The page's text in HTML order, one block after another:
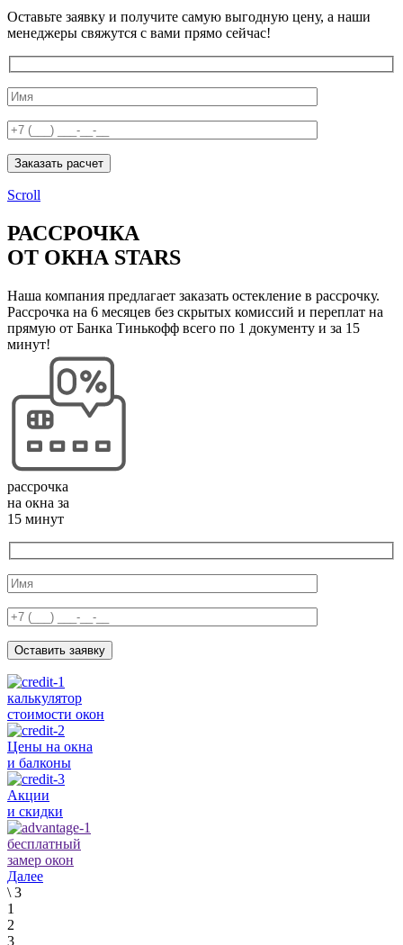
Оставьте заявку и получите самую выгодную цену, а наши
менеджеры свяжутся с вами прямо сейчас!
Заказать расчет
Scroll
РАССРОЧКА
ОТ ОКНА STARS
Наша компания предлагает заказать остекление в рассрочку.
Рассрочка на 6 месяцев без скрытых комиссий и переплат на
прямую от Банка Тинькофф всего по 1 документу и за 15
минут!
рассрочка
на окна за
15 минут
Оставить заявку
калькулятор
стоимости окон
Цены на окна
и балконы
Акции
и скидки
бесплатный
замер окон
Далее
\ 3
1
2
3